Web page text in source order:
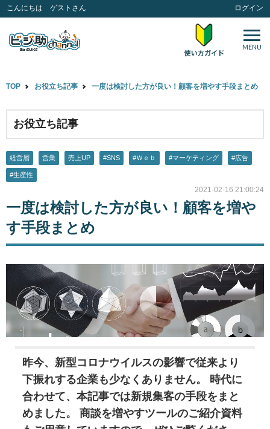
こんにちは ゲストさん ログイン
MENU
TOP お役立ち記事 一度は検討した方が良い！顧客を増やす手段まとめ
お役立ち記事
経営層 営業 売上UP #SNS #Ｗｅｂ #マーケティング #広告
#生産性
2021-02-16 21:00:24
一度は検討した方が良い！顧客を増や
す手段まとめ